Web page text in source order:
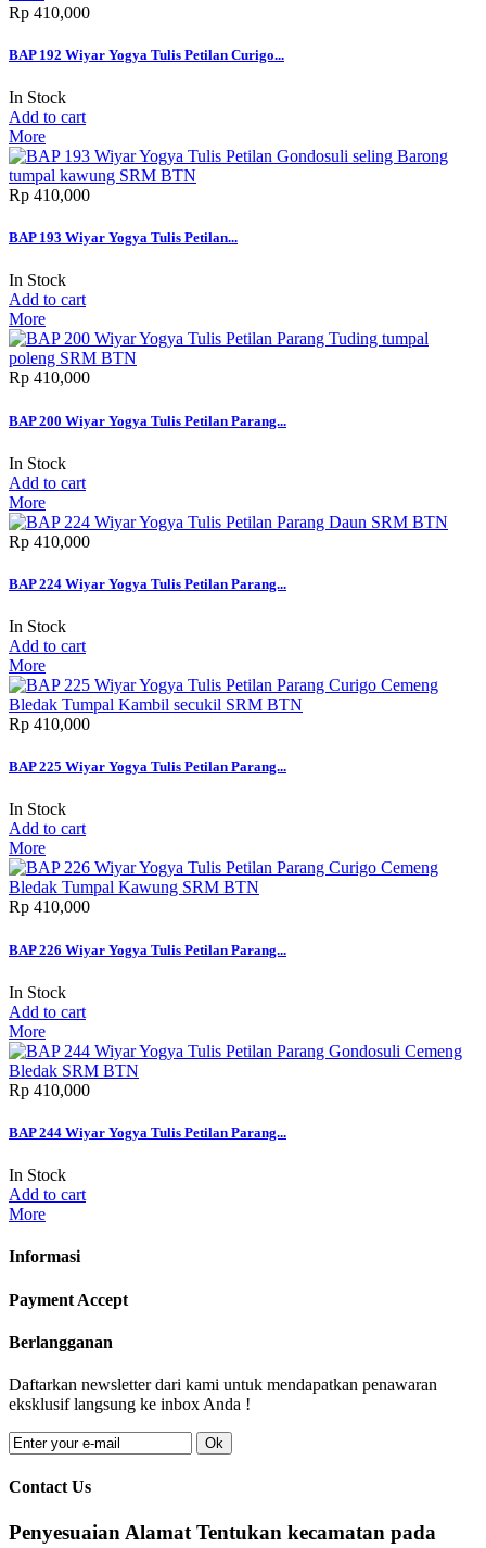
Rp‎ 410,000
BAP 192 Wiyar Yogya Tulis Petilan Curigo...
In Stock
Add to cart
More
Rp‎ 410,000
BAP 193 Wiyar Yogya Tulis Petilan...
In Stock
Add to cart
More
Rp‎ 410,000
BAP 200 Wiyar Yogya Tulis Petilan Parang...
In Stock
Add to cart
More
Rp‎ 410,000
BAP 224 Wiyar Yogya Tulis Petilan Parang...
In Stock
Add to cart
More
Rp‎ 410,000
BAP 225 Wiyar Yogya Tulis Petilan Parang...
In Stock
Add to cart
More
Rp‎ 410,000
BAP 226 Wiyar Yogya Tulis Petilan Parang...
In Stock
Add to cart
More
Rp‎ 410,000
BAP 244 Wiyar Yogya Tulis Petilan Parang...
In Stock
Add to cart
More
Informasi
Payment Accept
Berlangganan
Daftarkan newsletter dari kami untuk mendapatkan penawaran
eksklusif langsung ke inbox Anda !
Ok
Contact Us
Penyesuaian Alamat Tentukan kecamatan pada